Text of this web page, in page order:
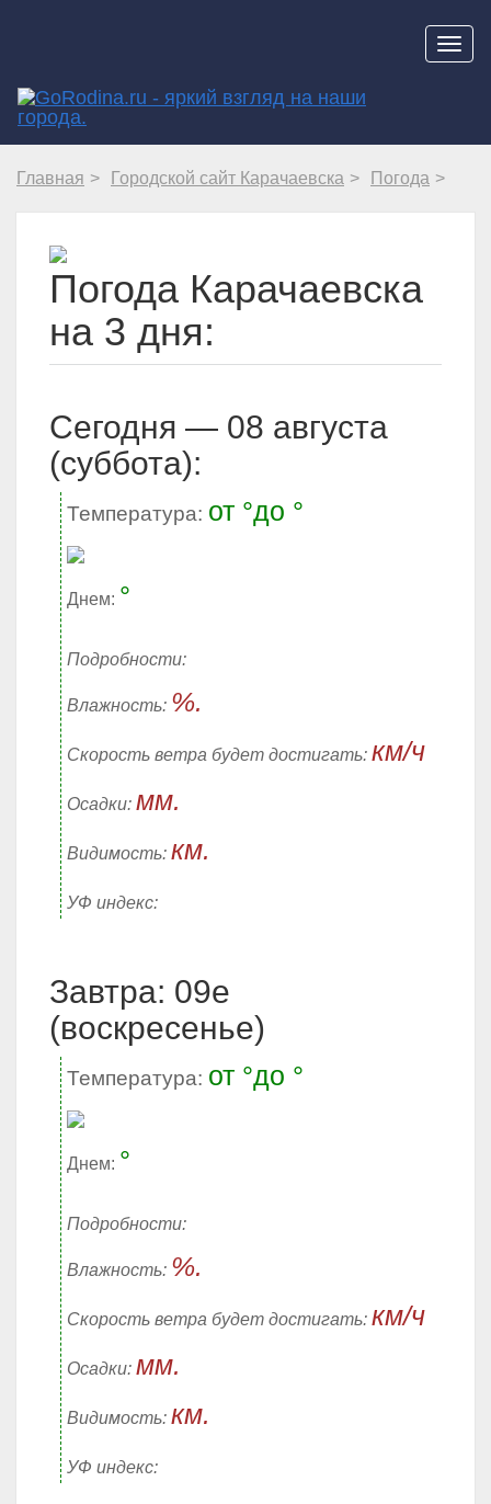
Главная Городской сайт Карачаевска Погода
Погода Карачаевска
на 3 дня:
Cегодня — 08 августа
(суббота):
Температура: от °до °
Днем: °
Подробности:
Влажность: %.
Скорость ветра будет достигать: км/ч
Осадки: мм.
Видимость: км.
УФ индекс:
Завтра: 09е
(воскресенье)
Температура: от °до °
Днем: °
Подробности:
Влажность: %.
Скорость ветра будет достигать: км/ч
Осадки: мм.
Видимость: км.
УФ индекс: